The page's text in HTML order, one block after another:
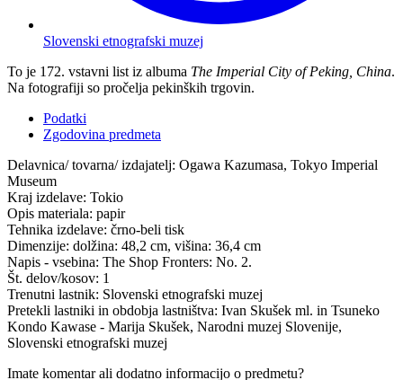
Slovenski etnografski muzej
To je 172. vstavni list iz albuma The Imperial City of Peking, China.
Na fotografiji so pročelja pekinških trgovin.
Podatki
Zgodovina predmeta
Delavnica/ tovarna/ izdajatelj: Ogawa Kazumasa, Tokyo Imperial
Museum
Kraj izdelave: Tokio
Opis materiala: papir
Tehnika izdelave: črno-beli tisk
Dimenzije: dolžina: 48,2 cm, višina: 36,4 cm
Napis - vsebina: The Shop Fronters: No. 2.
Št. delov/kosov: 1
Trenutni lastnik: Slovenski etnografski muzej
Pretekli lastniki in obdobja lastništva: Ivan Skušek ml. in Tsuneko
Kondo Kawase - Marija Skušek, Narodni muzej Slovenije,
Slovenski etnografski muzej
Imate komentar ali dodatno informacijo o predmetu?